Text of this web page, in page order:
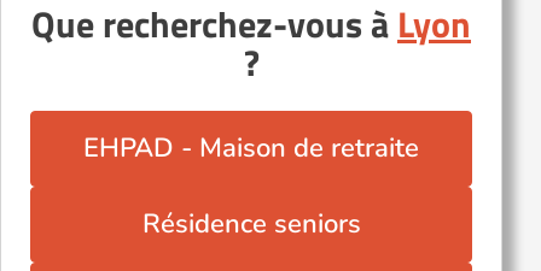
Que recherchez-vous àLyon
?
EHPAD - Maison de retraite
Résidence seniors